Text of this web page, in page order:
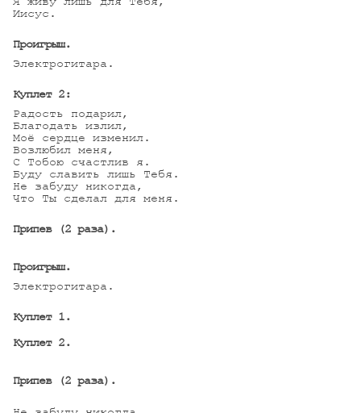
Иисус.
Проигрыш.
Электрогитара.
Куплет 2:
Радость подарил,
Благодать излил,
Моё сердце изменил.
Возлюбил меня,
С Тобою счастлив я.
Буду славить лишь Тебя.
Не забуду никогда,
Что Ты сделал для меня.
Припев (2 раза).
Проигрыш.
Электрогитара.
Куплет 1.
Куплет 2.
Припев (2 раза).